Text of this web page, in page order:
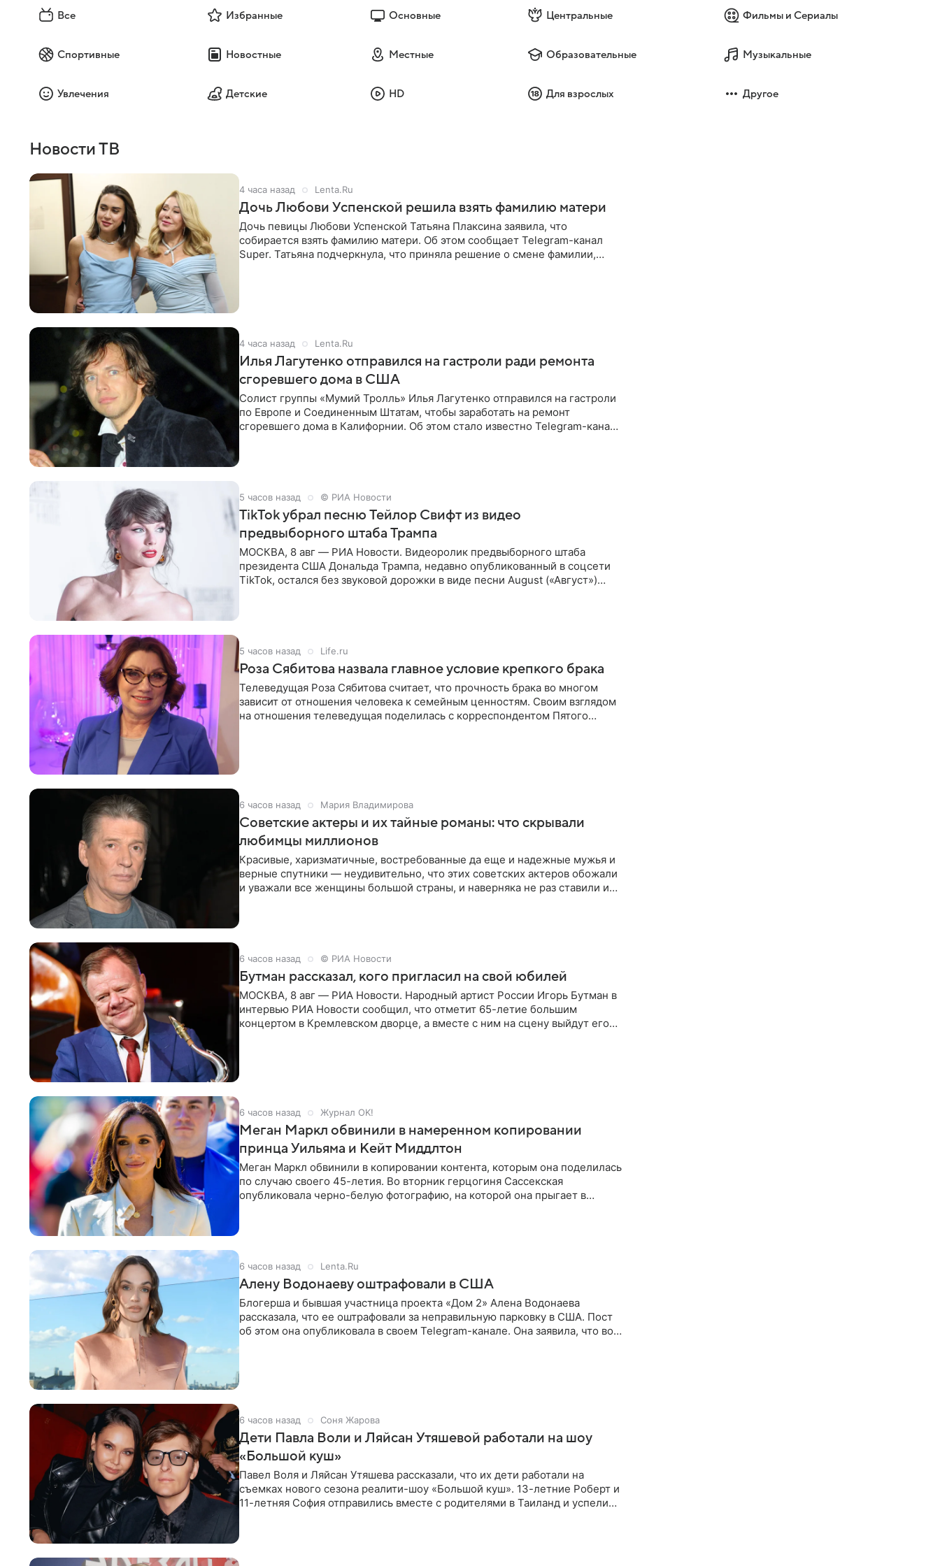
Все Избранные Основные Центральные Фильмы и Сериалы
Спортивные Новостные Местные Образовательные Музыкальные
Увлечения Детские HD Для взрослых Другое
Новости ТВ
4 часа назад Lenta.Ru
Дочь Любови Успенской решила взять фамилию матери
Дочь певицы Любови Успенской Татьяна Плаксина заявила, что
собирается взять фамилию матери. Об этом сообщает Telegram-канал
Super. Татьяна подчеркнула, что приняла решение о смене фамилии,
4 часа назад Lenta.Ru
Илья Лагутенко отправился на гастроли ради ремонта
сгоревшего дома в США
Солист группы «Мумий Тролль» Илья Лагутенко отправился на гастроли
по Европе и Соединенным Штатам, чтобы заработать на ремонт
сгоревшего дома в Калифорнии. Об этом стало известно Telegram-каналу
5 часов назад © РИА Новости
TikTok убрал песню Тейлор Свифт из видео
предвыборного штаба Трампа
МОСКВА, 8 авг — РИА Новости. Видеоролик предвыборного штаба
президента США Дональда Трампа, недавно опубликованный в соцсети
TikTok, остался без звуковой дорожки в виде песни August («Август»)
5 часов назад Life.ru
Роза Сябитова назвала главное условие крепкого брака
Телеведущая Роза Сябитова считает, что прочность брака во многом
зависит от отношения человека к семейным ценностям. Своим взглядом
на отношения телеведущая поделилась с корреспондентом Пятого
6 часов назад Мария Владимирова
Советские актеры и их тайные романы: что скрывали
любимцы миллионов
Красивые, харизматичные, востребованные да еще и надежные мужья и
верные спутники — неудивительно, что этих советских актеров обожали
и уважали все женщины большой страны, и наверняка не раз ставили их
6 часов назад © РИА Новости
Бутман рассказал, кого пригласил на свой юбилей
МОСКВА, 8 авг — РИА Новости. Народный артист России Игорь Бутман в
интервью РИА Новости сообщил, что отметит 65-летие большим
концертом в Кремлевском дворце, а вместе с ним на сцену выйдут его
6 часов назад Журнал OK!
Меган Маркл обвинили в намеренном копировании
принца Уильяма и Кейт Миддлтон
Меган Маркл обвинили в копировании контента, которым она поделилась
по случаю своего 45-летия. Во вторник герцогиня Сассекская
опубликовала черно-белую фотографию, на которой она прыгает в
6 часов назад Lenta.Ru
Алену Водонаеву оштрафовали в США
Блогерша и бывшая участница проекта «Дом 2» Алена Водонаева
рассказала, что ее оштрафовали за неправильную парковку в США. Пост
об этом она опубликовала в своем Telegram-канале. Она заявила, что во
6 часов назад Соня Жарова
Дети Павла Воли и Ляйсан Утяшевой работали на шоу
«Большой куш»
Павел Воля и Ляйсан Утяшева рассказали, что их дети работали на
съемках нового сезона реалити-шоу «Большой куш». 13-летние Роберт и
11-летняя София отправились вместе с родителями в Таиланд и успели